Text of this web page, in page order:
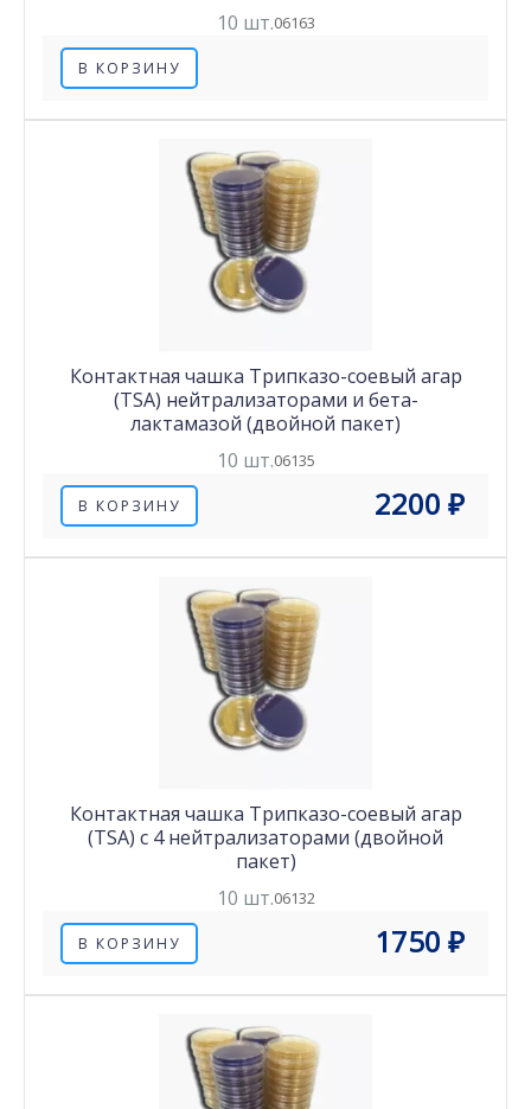
10 шт.06163
В КОРЗИНУ
Контактная чашка Трипказо-соевый агар
(TSA) нейтрализаторами и бета-
лактамазой (двойной пакет)
10 шт.06135
2200 ₽
В КОРЗИНУ
Контактная чашка Трипказо-соевый агар
(TSA) с 4 нейтрализаторами (двойной
пакет)
10 шт.06132
1750 ₽
В КОРЗИНУ